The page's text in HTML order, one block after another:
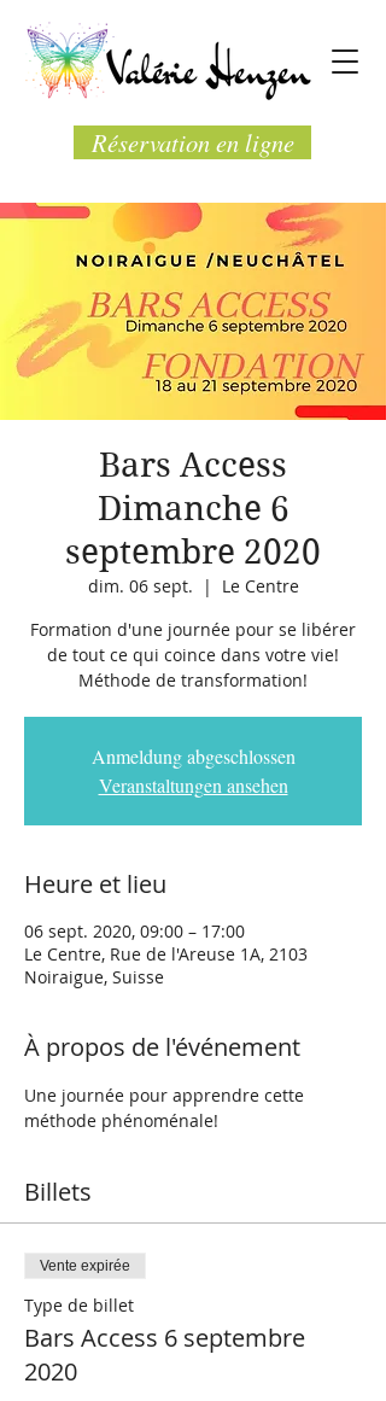
Réservation en ligne
Bars Access
Dimanche 6
septembre 2020
dim. 06 sept.
  |
Le Centre
Formation d'une journée pour se libérer
de tout ce qui coince dans votre vie!
Méthode de transformation!
Anmeldung abgeschlossen
Veranstaltungen ansehen
Heure et lieu
06 sept. 2020, 09:00 – 17:00
Le Centre, Rue de l'Areuse 1A, 2103
Noiraigue, Suisse
À propos de l'événement
Une journée pour apprendre cette
méthode phénoménale!
Billets
Vente expirée
Type de billet
Bars Access 6 septembre
2020